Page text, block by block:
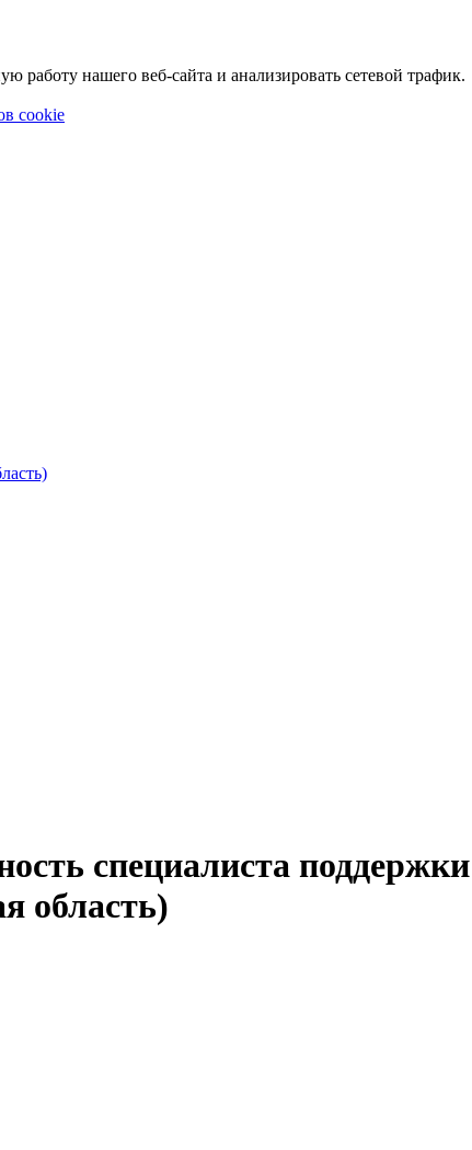
нашего веб-сайта и анализировать сетевой трафик.
cookie
специалиста
область)